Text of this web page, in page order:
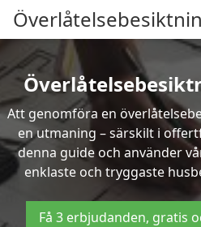
Att genomföra en
en utmaning – särskilt i
denna guide och använder
enklaste och tryggaste
Få 3 erbjudanden, gratis